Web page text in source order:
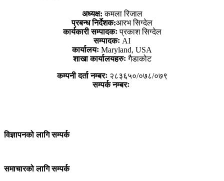
अध्यक्ष:कमला रिजाल
प्रबन्ध निर्देशक:आरभ सिग्देल
कार्यकारी सम्पादकःप्रकाश सिग्देल
सम्पादकः AI
कार्यालयः Maryland, USA
शाखा कार्यालयहरुःगैडाकोट
कम्पनी दर्ता नम्बरः२८३६५०/०७८/०७९
सम्पर्क नम्बरः
विज्ञापनको लागि सम्पर्क
समाचारको लागि सम्पर्क